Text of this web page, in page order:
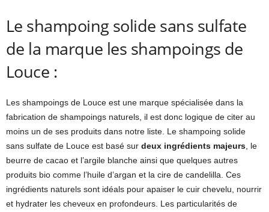
Le shampoing solide sans sulfate
de la marque les shampoings de
Louce :
Les shampoings de Louce est une marque spécialisée dans la
fabrication de shampoings naturels, il est donc logique de citer au
moins un de ses produits dans notre liste. Le shampoing solide
sans sulfate de Louce est basé sur deux ingrédients majeurs , le
beurre de cacao et l’argile blanche ainsi que quelques autres
produits bio comme l’huile d’argan et la cire de candelilla. Ces
ingrédients naturels sont idéals pour apaiser le cuir chevelu, nourrir
et hydrater les cheveux en profondeurs. Les particularités de